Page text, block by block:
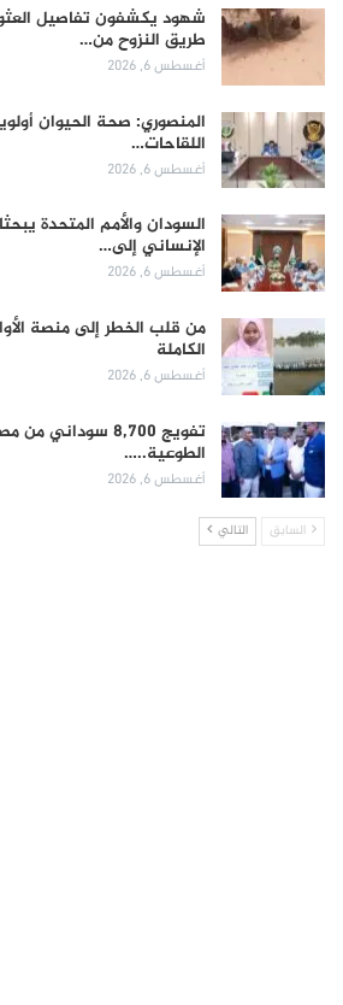
طريق النزوح من…
أغسطس 6, 2026
المنصوري: صحة الحيوان
اللقاحات…
أغسطس 6, 2026
السودان والأمم المتحدة
الإنساني إلى…
أغسطس 6, 2026
من قلب الخطر إلى منصة
الكاملة
أغسطس 6, 2026
تفويج 8,700
الطوعية..…
أغسطس 6, 2026
السابق التالي